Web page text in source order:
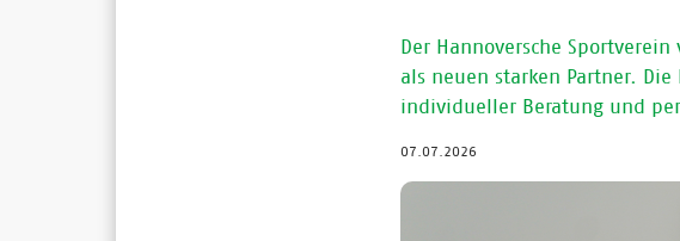
Der Hannoversche
als neuen starken Partner.
individueller Beratung und
07.07.2026